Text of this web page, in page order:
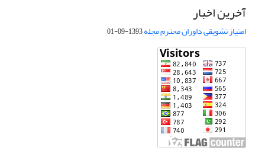
آخرین اخبار
امتیاز تشویقی داوران محترم مجله1393-09-01